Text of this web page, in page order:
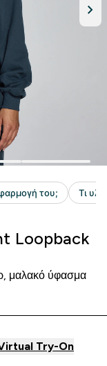
Loopback
μαλακό ύφασμα
Try-On